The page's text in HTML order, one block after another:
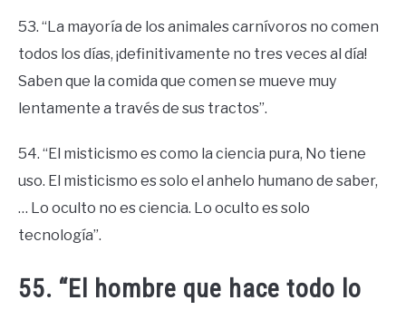
53. “La mayoría de los animales carnívoros no comen
todos los días, ¡definitivamente no tres veces al día!
Saben que la comida que comen se mueve muy
lentamente a través de sus tractos”.
54. “El misticismo es como la ciencia pura, No tiene
uso. El misticismo es solo el anhelo humano de saber,
… Lo oculto no es ciencia. Lo oculto es solo
tecnología”.
55. “El hombre que hace todo lo